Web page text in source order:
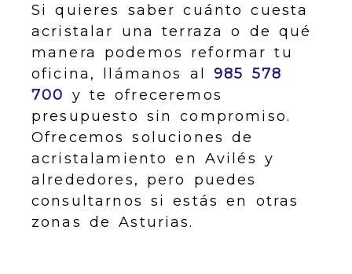
Si quieres saber cuánto cuesta
acristalar una terraza o de qué
manera podemos reformar tu
oficina, llámanos al985 578
700 y te ofreceremos
presupuesto sin compromiso.
Ofrecemos soluciones de
acristalamiento en Avilés y
alrededores, pero puedes
consultarnos si estás en otras
zonas de Asturias.